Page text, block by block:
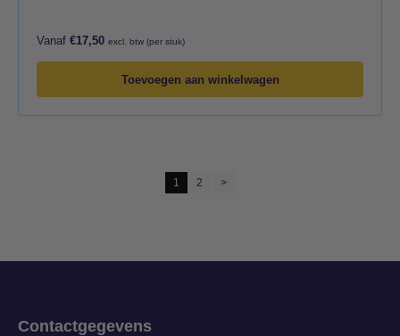
Vanaf €17,50 excl. btw (per stuk)
Toevoegen aan winkelwagen
1 2 >
Contactgegevens